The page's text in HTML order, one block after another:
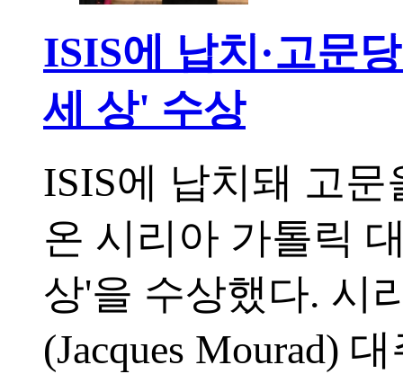
ISIS에 납치·고문
세 상' 수상
ISIS에 납치돼 고
온 시리아 가톨릭
상'을 수상했다. 시
(Jacques Mourad)